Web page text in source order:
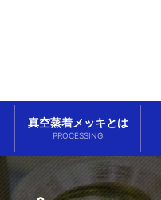
真空蒸着メッキとは
PROCESSING